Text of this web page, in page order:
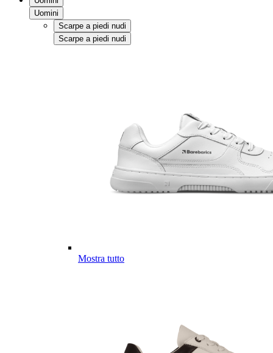
Uomini
Scarpe a piedi nudi
Scarpe a piedi nudi
Mostra tutto